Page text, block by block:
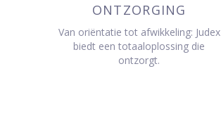
ONTZORGING
Van oriëntatie tot afwikkeling: Judex
biedt een totaaloplossing die
ontzorgt.